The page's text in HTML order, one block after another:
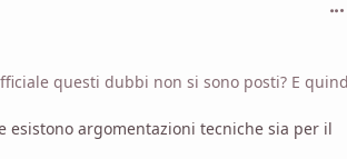
questi dubbi non si sono posti? E
argomentazioni tecniche sia per il